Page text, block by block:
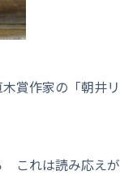
賞作家の「朝井リ
これは読み応えが